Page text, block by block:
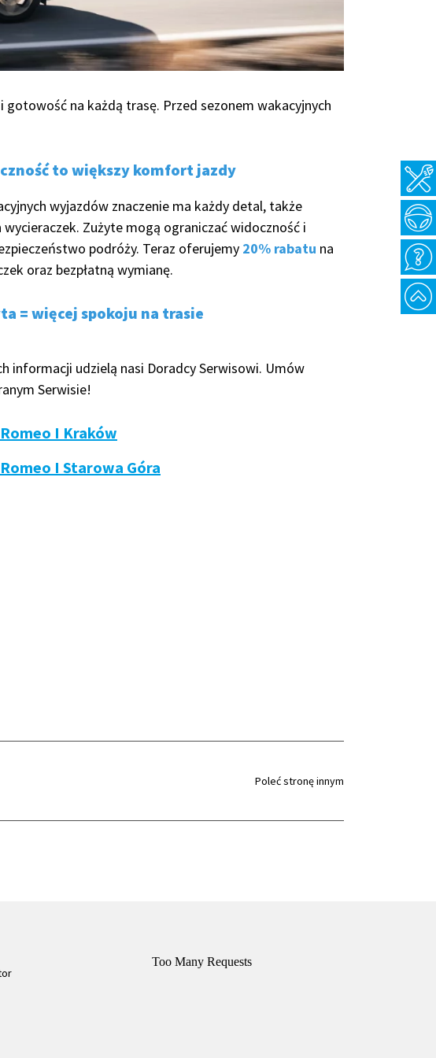
na każdą trasę. Przed sezonem wakacyjnych
to większy komfort jazdy
wyjazdów znaczenie ma każdy detal, także
wycieraczek. Zużyte mogą ograniczać widoczność i
podróży. Teraz oferujemy 20% rabatu na
oraz bezpłatną wymianę.
= więcej spokoju na trasie
informacji udzielą nasi Doradcy Serwisowi. Umów
Serwisie!
I Kraków
I Starowa Góra
Poleć stronę innym